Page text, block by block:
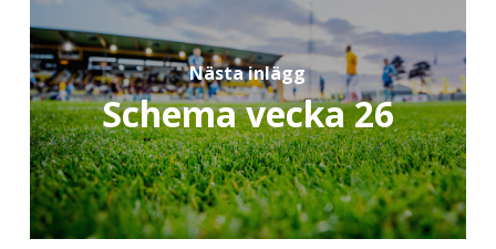
Nästa inlägg
Schema vecka 26